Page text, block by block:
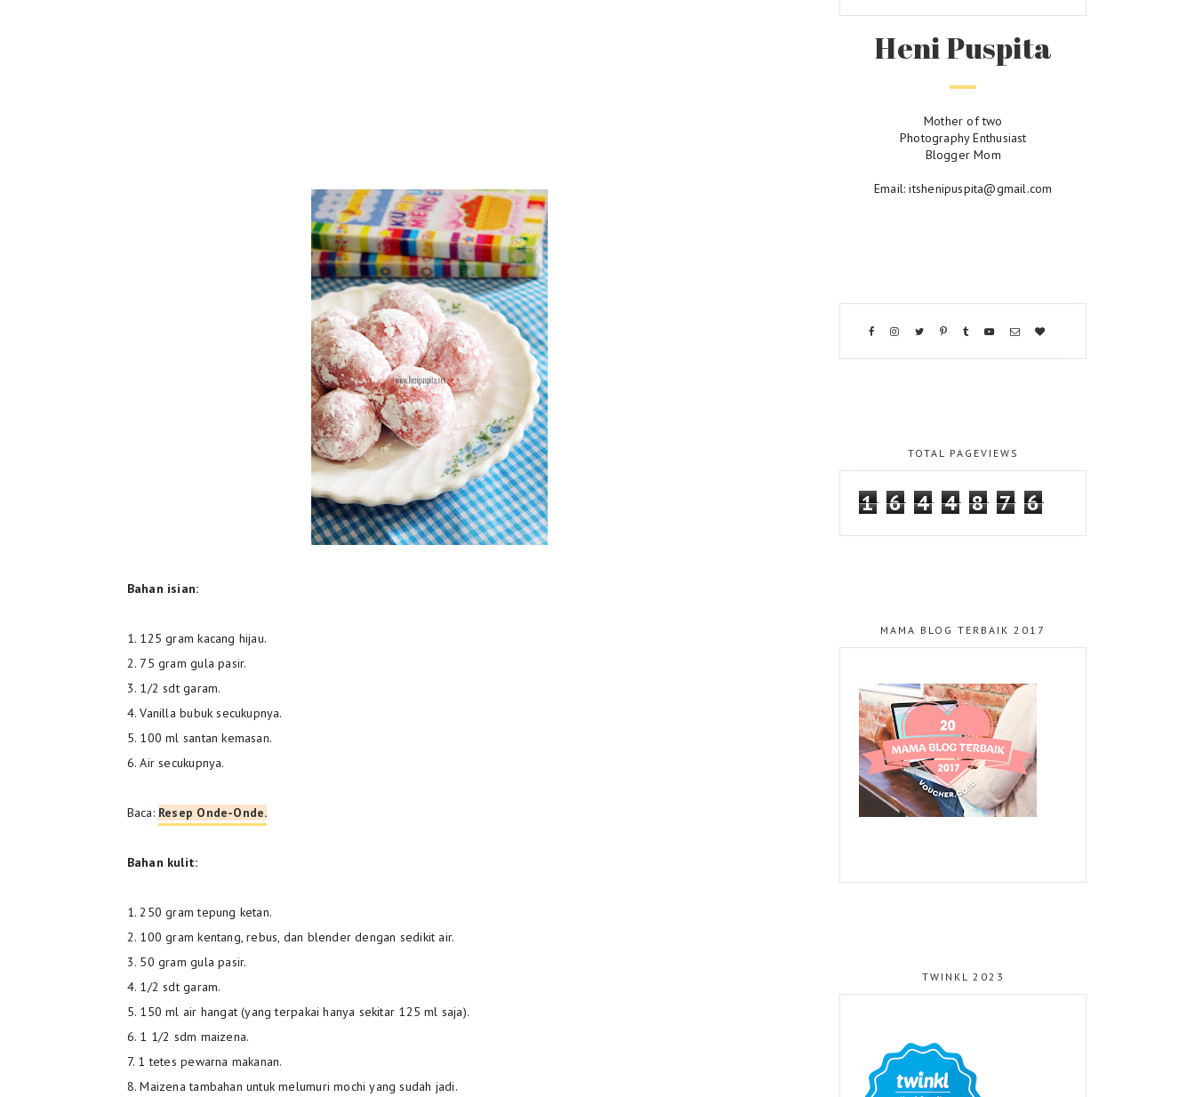
Bahan isian:
1. 125 gram kacang hijau.
2. 75 gram gula pasir.
3. 1/2 sdt garam.
4. Vanilla bubuk secukupnya.
5. 100 ml santan kemasan.
6. Air secukupnya.
Baca: Resep Onde-Onde.
Bahan kulit:
1. 250 gram tepung ketan.
2. 100 gram kentang, rebus, dan blender dengan sedikit air.
3. 50 gram gula pasir.
4. 1/2 sdt garam.
5. 150 ml air hangat (yang terpakai hanya sekitar 125 ml saja).
6. 1 1/2 sdm maizena.
7. 1 tetes pewarna makanan.
8. Maizena tambahan untuk melumuri mochi yang sudah jadi.
Heni Puspita
Mother of two
Photography Enthusiast
Blogger Mom
Email: itshenipuspita@gmail.com
TOTAL PAGEVIEWS
1 6 4 4 8 7 6
MAMA BLOG TERBAIK 2017
TWINKL 2023